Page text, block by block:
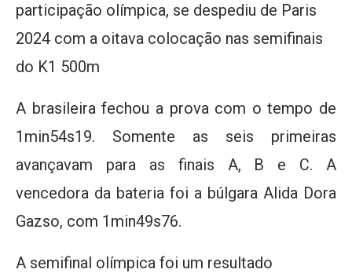
participação olímpica, se despediu de Paris
2024 com a oitava colocação nas semifinais
do K1 500m
A brasileira fechou a prova com o tempo de
1min54s19. Somente as seis primeiras
avançavam para as finais A, B e C. A
vencedora da bateria foi a búlgara Alida Dora
Gazso, com 1min49s76.
A semifinal olímpica foi um resultado